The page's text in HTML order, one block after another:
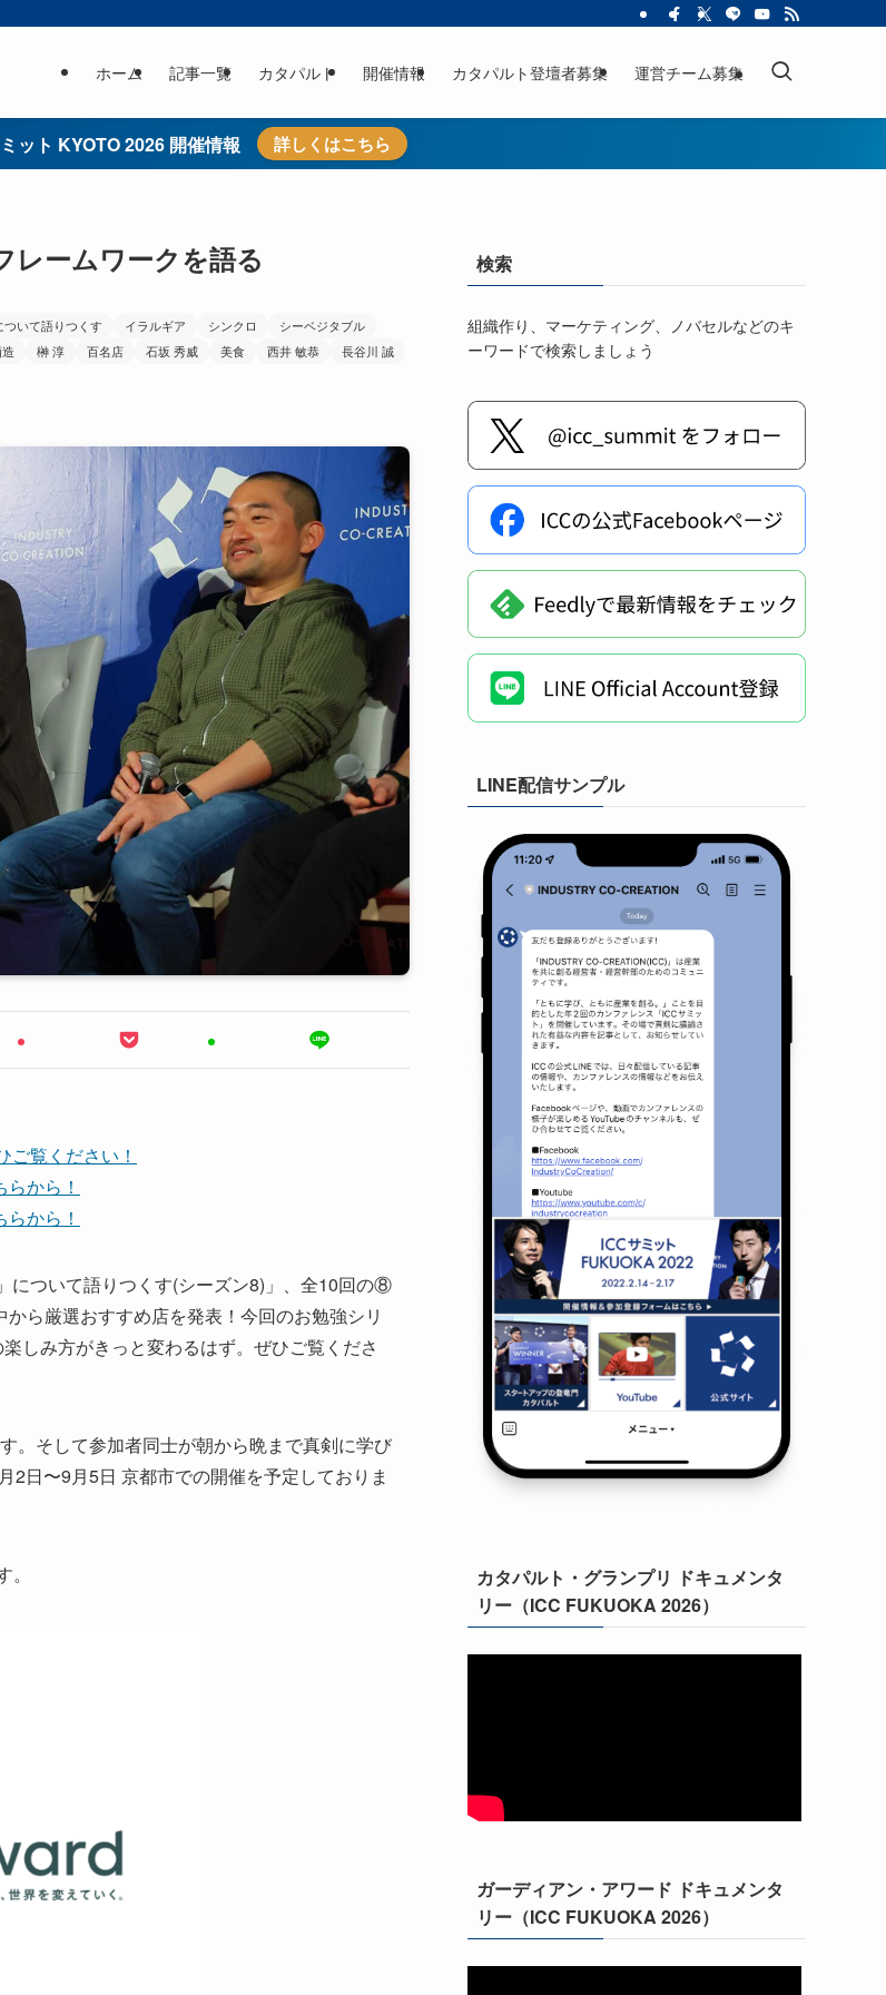
ホーム 記事一覧 カタパルト 開催情報 カタパルト登壇者募集 運営チーム募集
ット KYOTO 2026 開催情報 詳しくはこちら
レームワークを語る
ついて語りつくす イラルギア シンクロ
シーベジタブル
榊 淳 百名店 石坂 秀威 美食 西井 敏恭
長谷川 誠
覧ください！
から！
から！
について語りつくす(シーズン8)」、全10回の⑧
ら厳選おすすめ店を発表！今回のお勉強シリ
しみ方がきっと変わるはず。ぜひご覧くださ
。そして参加者同士が朝から晩まで真剣に学び
2日〜9月5日 京都市での開催を予定しておりま
。
検索
組織作り、マーケティング、ノバセルなどのキ
ーワードで検索しましょう
LINE配信サンプル
カタパルト・グランプリ ドキュメンタ
リー（ICC FUKUOKA 2026）
ガーディアン・アワード ドキュメンタ
リー（ICC FUKUOKA 2026）